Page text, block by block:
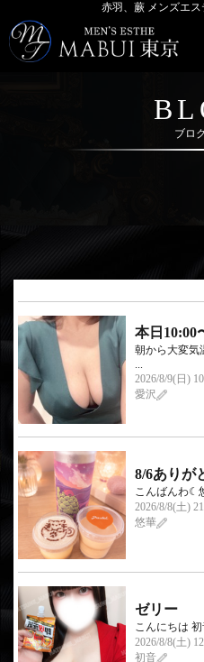
赤羽、蕨 メンズエ
ブロ
本日10:00
朝から大変気
...
2026/8/9(日)
愛沢
8/6ありが
こんばんわ☾
2026/8/8(土)
悠華
ゼリー
こんにちは
2026/8/8(土)
初音